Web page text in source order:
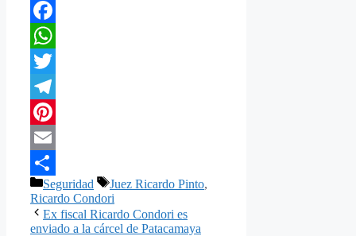
Facebook
WhatsApp
Twitter
Telegram
Pinterest
Email
Compartir
Categorías
Seguridad Etiquetas
Juez Ricardo Pinto,
Ricardo Condori
Ex fiscal Ricardo Condori es
enviado a la cárcel de Patacamaya